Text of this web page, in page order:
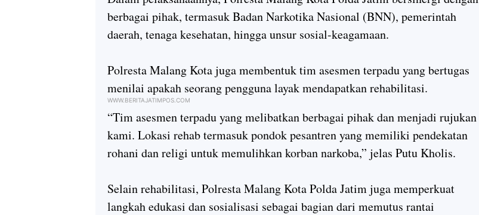
berbagai pihak, termasuk Badan Narkotika Nasional (BNN), pemerintah
daerah, tenaga kesehatan, hingga unsur sosial-keagamaan.
Polresta Malang Kota juga membentuk tim asesmen terpadu yang bertugas
menilai apakah seorang pengguna layak mendapatkan rehabilitasi.
WWW.BERITAJATIMPOS.COM
“Tim asesmen terpadu yang melibatkan berbagai pihak dan menjadi rujukan
kami. Lokasi rehab termasuk pondok pesantren yang memiliki pendekatan
rohani dan religi untuk memulihkan korban narkoba,” jelas Putu Kholis.
Selain rehabilitasi, Polresta Malang Kota Polda Jatim juga memperkuat
langkah edukasi dan sosialisasi sebagai bagian dari memutus rantai